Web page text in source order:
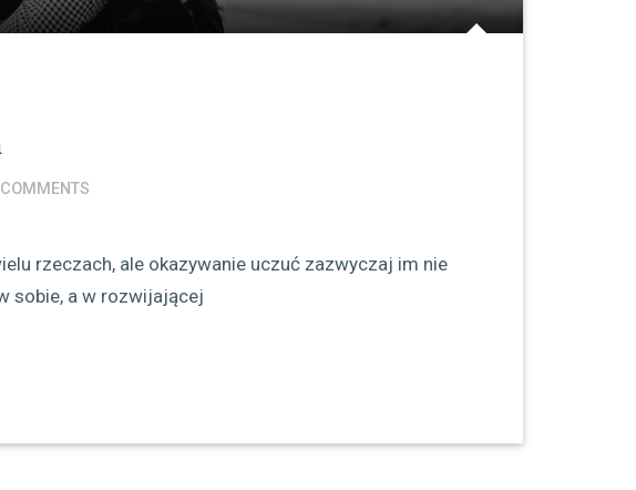
rzeczach, ale okazywanie uczuć zazwyczaj im nie
sobie, a w rozwijającej